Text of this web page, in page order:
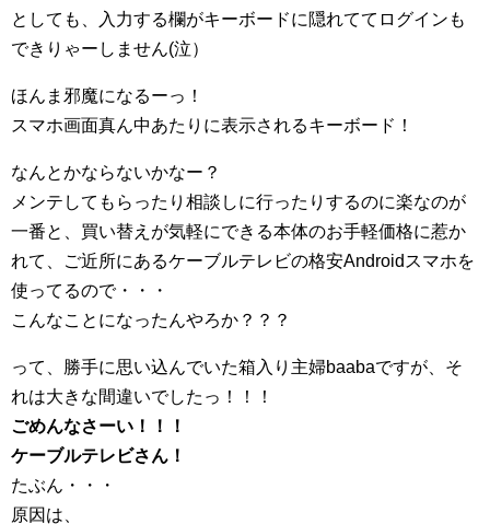
としても、入力する欄がキーボードに隠れててログインも
できりゃーしません(泣）
ほんま邪魔になるーっ！
スマホ画面真ん中あたりに表示されるキーボード！
なんとかならないかなー？
メンテしてもらったり相談しに行ったりするのに楽なのが
一番と、買い替えが気軽にできる本体のお手軽価格に惹か
れて、ご近所にあるケーブルテレビの格安Androidスマホを
使ってるので・・・
こんなことになったんやろか？？？
って、勝手に思い込んでいた箱入り主婦baabaですが、そ
れは大きな間違いでしたっ！！！
ごめんなさーい！！！
ケーブルテレビさん！
たぶん・・・
原因は、